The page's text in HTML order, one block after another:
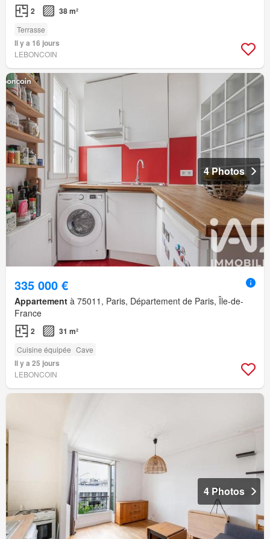
2 38 m²
Terrasse
Il y a 16 jours
LEBONCOIN
4 Photos
335 000 €
Appartement à 75011, Paris, Département de Paris, Île-de-
France
2 31 m²
Cuisine équipée Cave
Il y a 25 jours
LEBONCOIN
4 Photos